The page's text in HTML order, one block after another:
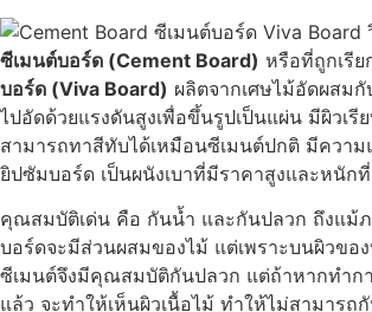
ซีเมนต์บอร์ด (Cement Board) หรือที่ถูกเรี
บอร์ด (Viva Board) ผลิตจากเศษไม้อัดผสม
ไปอัดด้วยแรงดันสูงเพื่อขึ้นรูปเป็นแผ่น มีผิวเรี
สามารถทาสีทับได้เหมือนซีเมนต์ปกติ มีความ
ยิปซัมบอร์ด เป็นผนังเบาที่มีราคาสูงและหนัก
คุณสมบัติเด่น คือ กันน้ำ และกันปลวก ถึงแม้
บอร์ดจะมีส่วนผสมของไม้ แต่เพราะบนผิวของ
ซีเมนต์จึงมีคุณสมบัติกันปลวก แต่ถ้าหากทำก
แล้ว จะทำให้เห็นผิวเนื้อไม้ ทำให้ไม่สามารถ